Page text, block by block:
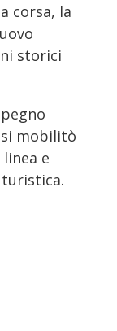
corsa, la
storici
si mobilitò
e